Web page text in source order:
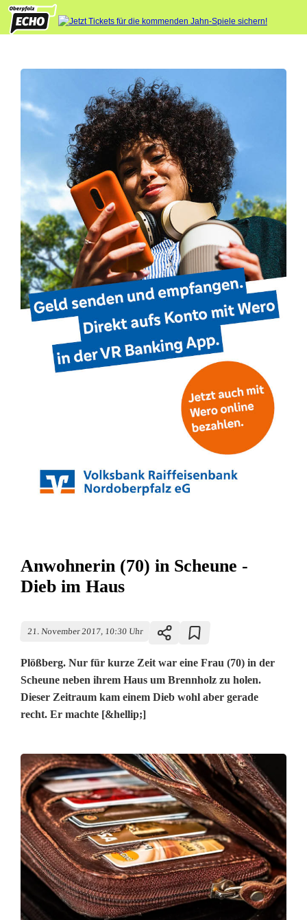
Anwohnerin (70) in Scheune -
Dieb im Haus
21. November 2017, 10:30 Uhr
Plößberg. Nur für kurze Zeit war eine Frau (70) in der
Scheune neben ihrem Haus um Brennholz zu holen.
Dieser Zeitraum kam einem Dieb wohl aber gerade
recht. Er machte [&hellip;]